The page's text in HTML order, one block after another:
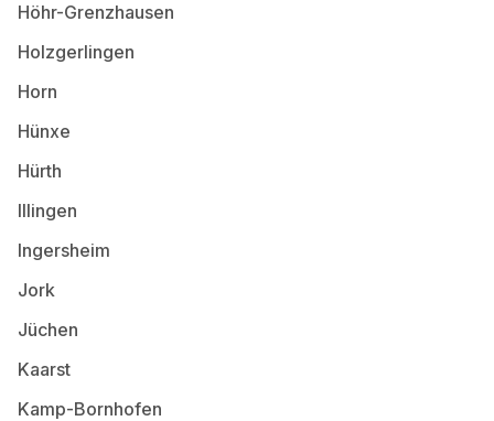
Höhr-Grenzhausen
Holzgerlingen
Horn
Hünxe
Hürth
Illingen
Ingersheim
Jork
Jüchen
Kaarst
Kamp-Bornhofen